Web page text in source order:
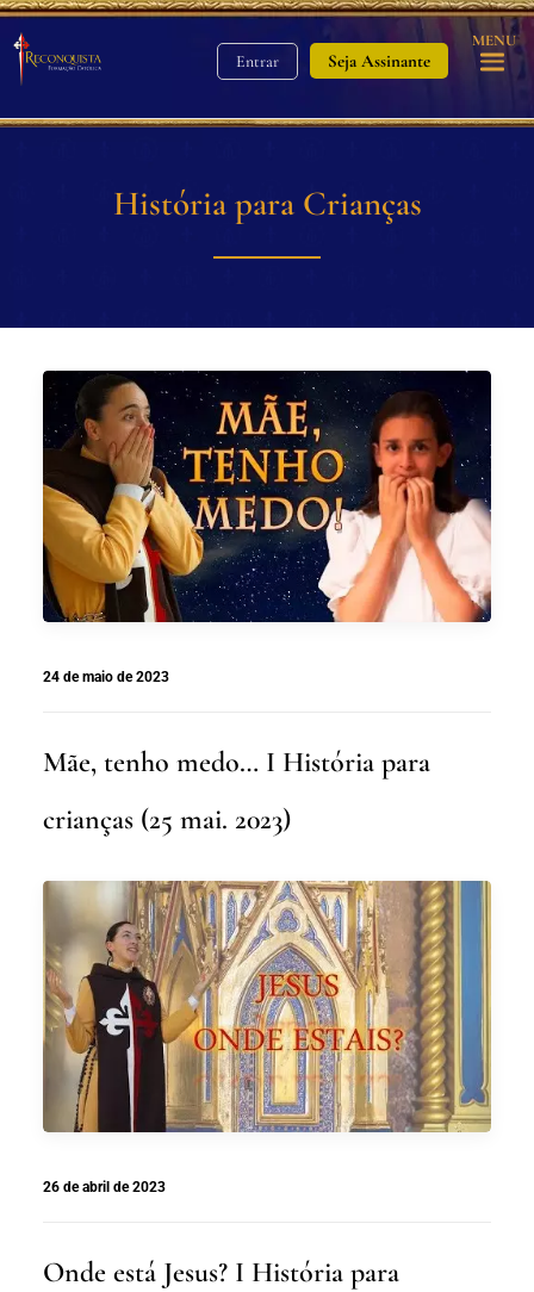
Entrar Seja Assinante
MENU
História para Crianças
24 de maio de 2023
Mãe, tenho medo… I História para
crianças (25 mai. 2023)
26 de abril de 2023
Onde está Jesus? I História para